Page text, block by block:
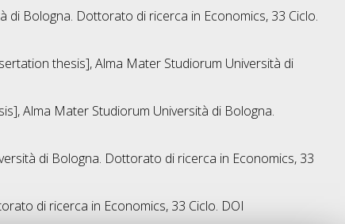
di Bologna. Dottorato di ricerca in Economics, 33 Ciclo.
thesis], Alma Mater Studiorum Università di
Alma Mater Studiorum Università di Bologna.
di Bologna. Dottorato di ricerca in Economics, 33
di ricerca in Economics, 33 Ciclo. DOI